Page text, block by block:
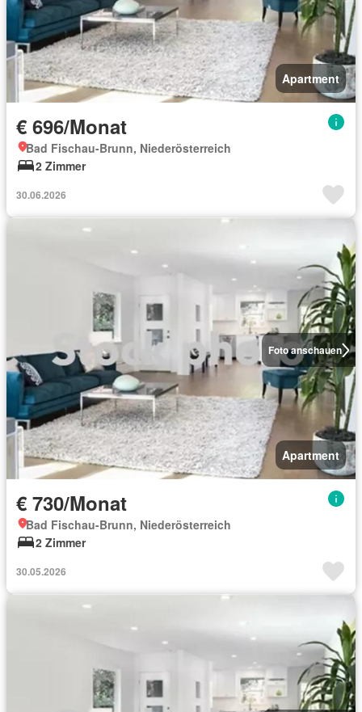
Apartment
€ 696/Monat
Bad Fischau-Brunn, Niederösterreich
2 Zimmer
30.06.2026
Foto anschauen
Apartment
€ 730/Monat
Bad Fischau-Brunn, Niederösterreich
2 Zimmer
30.05.2026